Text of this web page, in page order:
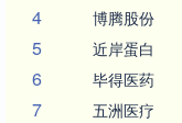
4 博腾股份
5 近岸蛋白
6 毕得医药
7 五洲医疗